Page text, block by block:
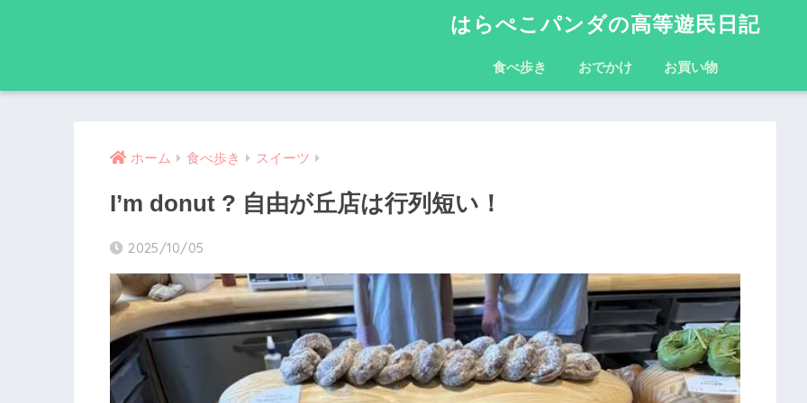
はらぺこパンダの高等遊民日記
食べ歩き おでかけ お買い物
ホーム 食べ歩き スイーツ
I’m donut ? 自由が丘店は行列短い！
2025/10/05